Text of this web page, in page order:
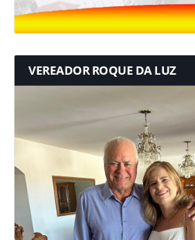
VEREADOR ROQUE DA LUZ